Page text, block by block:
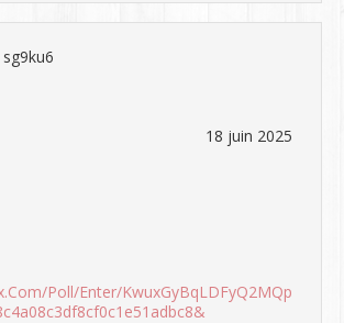
poll/enter/KwuxGyBqLDFyQ2MQpnEDTt?
sg9ku6
18 juin 2025